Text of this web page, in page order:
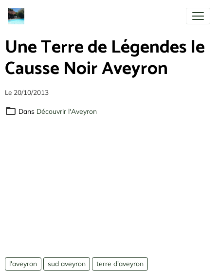
Une Terre de Légendes le
Causse Noir Aveyron
Le 20/10/2013
Dans Découvrir l'Aveyron
l'aveyron sud aveyron
terre d'aveyron